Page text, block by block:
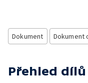
Dokument Dokument
Přehled dílů